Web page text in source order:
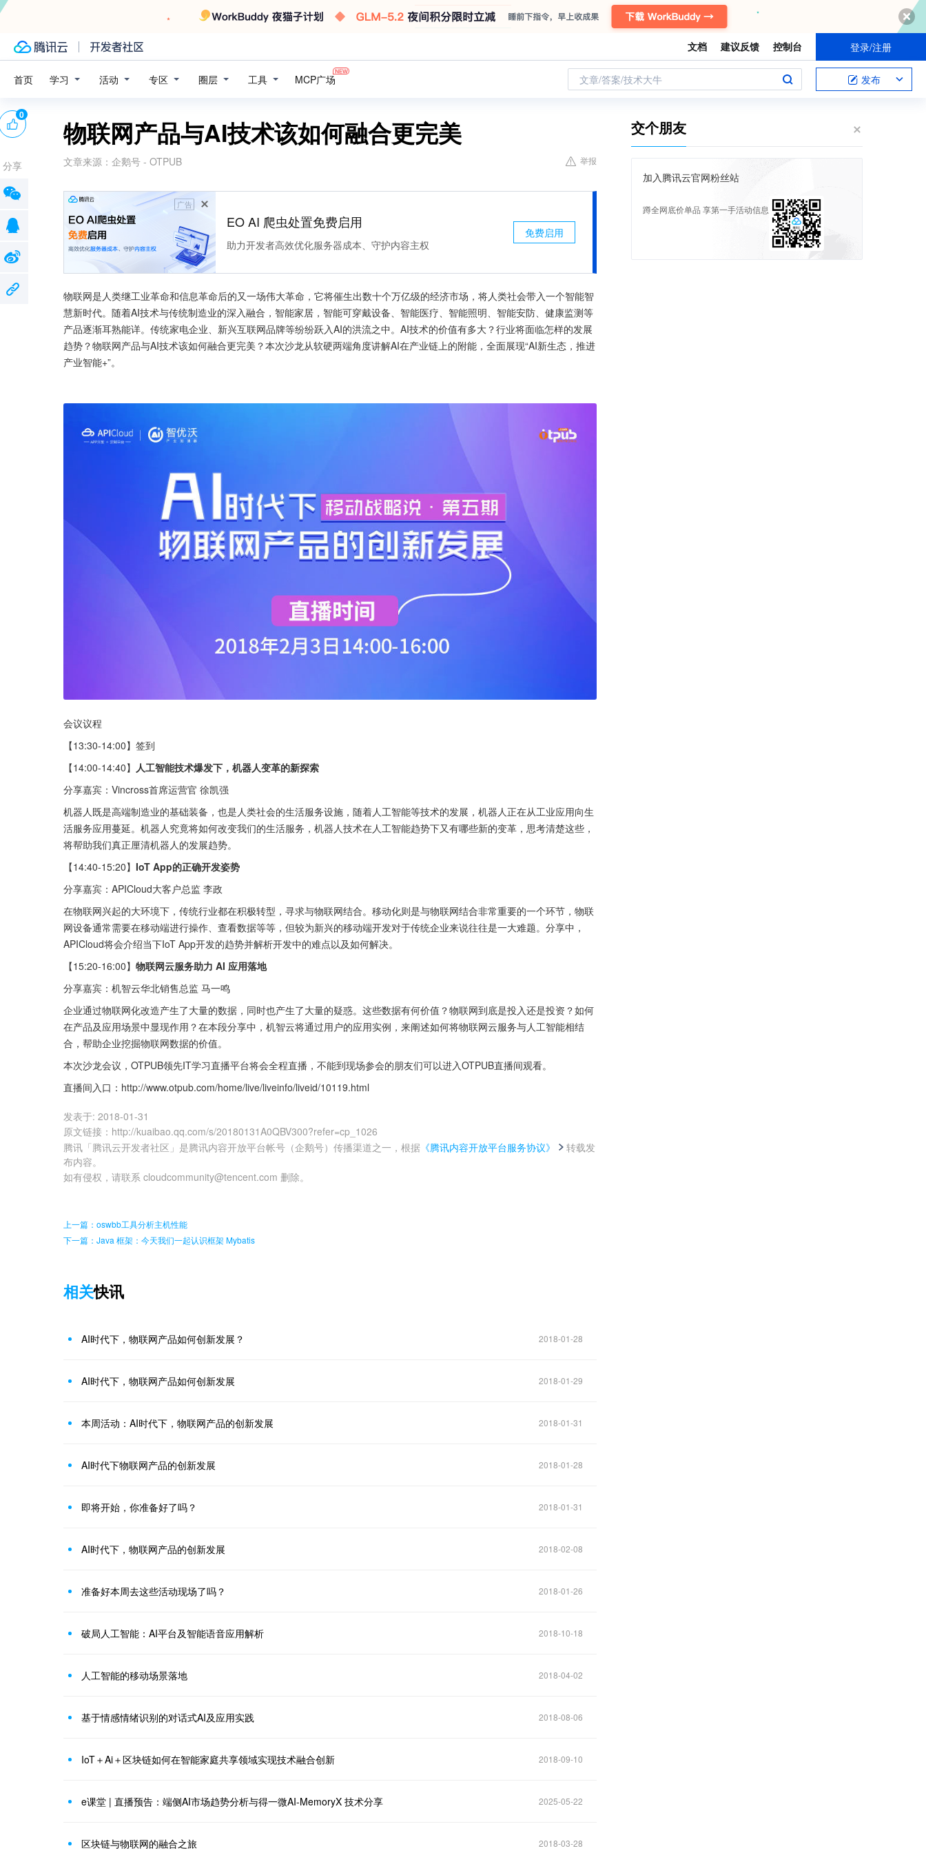
文档 建议反馈 控制台 登录/注册
首页 学习 活动 专区 圈层 工具 MCP广场 文章/答案/技术大牛 发布
物联网产品与AI技术该如何融合更完美
文章来源： 企鹅号 - OTPUB 举报
广告
EO AI 爬虫处置免费启用
助力开发者高效优化服务器成本、守护内容主权
免费启用
物联网是人类继工业革命和信息革命后的又一场伟大革命，它将催生出数十个万亿级的经济市场，将人类社会带入一个智能智
慧新时代。随着AI技术与传统制造业的深入融合，智能家居，智能可穿戴设备、智能医疗、智能照明、智能安防、健康监测等
产品逐渐耳熟能详。传统家电企业、新兴互联网品牌等纷纷跃入AI的洪流之中。AI技术的价值有多大？行业将面临怎样的发展
趋势？物联网产品与AI技术该如何融合更完美？本次沙龙从软硬两端角度讲解AI在产业链上的附能，全面展现“AI新生态，推进
产业智能+”。
会议议程
【13:30-14:00】签到
【14:00-14:40】 人工智能技术爆发下，机器人变革的新探索
分享嘉宾：Vincross首席运营官 徐凯强
机器人既是高端制造业的基础装备，也是人类社会的生活服务设施，随着人工智能等技术的发展，机器人正在从工业应用向生
活服务应用蔓延。机器人究竟将如何改变我们的生活服务，机器人技术在人工智能趋势下又有哪些新的变革，思考清楚这些，
将帮助我们真正厘清机器人的发展趋势。
【14:40-15:20】 IoT App的正确开发姿势
分享嘉宾：APICloud大客户总监 李政
在物联网兴起的大环境下，传统行业都在积极转型，寻求与物联网结合。移动化则是与物联网结合非常重要的一个环节，物联
网设备通常需要在移动端进行操作、查看数据等等，但较为新兴的移动端开发对于传统企业来说往往是一大难题。分享中，
APICloud将会介绍当下IoT App开发的趋势并解析开发中的难点以及如何解决。
【15:20-16:00】 物联网云服务助力 AI 应用落地
分享嘉宾：机智云华北销售总监 马一鸣
企业通过物联网化改造产生了大量的数据，同时也产生了大量的疑惑。这些数据有何价值？物联网到底是投入还是投资？如何
在产品及应用场景中显现作用？在本段分享中，机智云将通过用户的应用实例，来阐述如何将物联网云服务与人工智能相结
合，帮助企业挖掘物联网数据的价值。
本次沙龙会议，OTPUB领先IT学习直播平台将会全程直播，不能到现场参会的朋友们可以进入OTPUB直播间观看。
直播间入口：http://www.otpub.com/home/live/liveinfo/liveid/10119.html
发表于: 2018-01-31
原文链接 ： http://kuaibao.qq.com/s/20180131A0QBV300?refer=cp_1026
腾讯「腾讯云开发者社区」是腾讯内容开放平台帐号（企鹅号）传播渠道之一，根据 《腾讯内容开放平台服务协议》
转载发
布内容。
如有侵权，请联系 cloudcommunity@tencent.com 删除。
0
分享
上一篇：oswbb工具分析主机性能
下一篇：Java 框架：今天我们一起认识框架 Mybatis
相关快讯
AI时代下，物联网产品如何创新发展？ 2018-01-28
AI时代下，物联网产品如何创新发展 2018-01-29
本周活动：AI时代下，物联网产品的创新发展 2018-01-31
AI时代下物联网产品的创新发展 2018-01-28
即将开始，你准备好了吗？ 2018-01-31
AI时代下，物联网产品的创新发展 2018-02-08
准备好本周去这些活动现场了吗？ 2018-01-26
破局人工智能：AI平台及智能语音应用解析 2018-10-18
人工智能的移动场景落地 2018-04-02
基于情感情绪识别的对话式AI及应用实践 2018-08-06
IoT＋Ai＋区块链如何在智能家庭共享领域实现技术融合创新 2018-09-10
e课堂 | 直播预告：端侧AI市场趋势分析与得一微AI-MemoryX 技术分享 2025-05-22
区块链与物联网的融合之旅 2018-03-28
交个朋友
加入腾讯云官网粉丝站
蹲全网底价单品 享第一手活动信息